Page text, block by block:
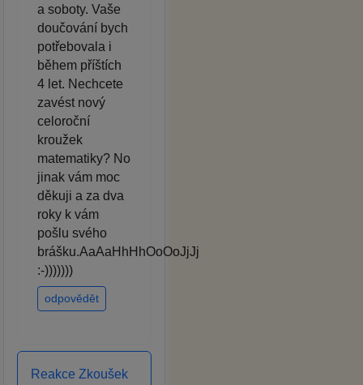
a soboty. Vaše
doučování bych
potřebovala i
během příštích
4 let. Nechcete
zavést nový
celoroční
kroužek
matematiky? No
jinak vám moc
děkuji a za dva
roky k vám
pošlu svého
brášku.AaAaHhHhOoOoJjJj
:-)))))))
odpovědět
Reakce Zkoušek